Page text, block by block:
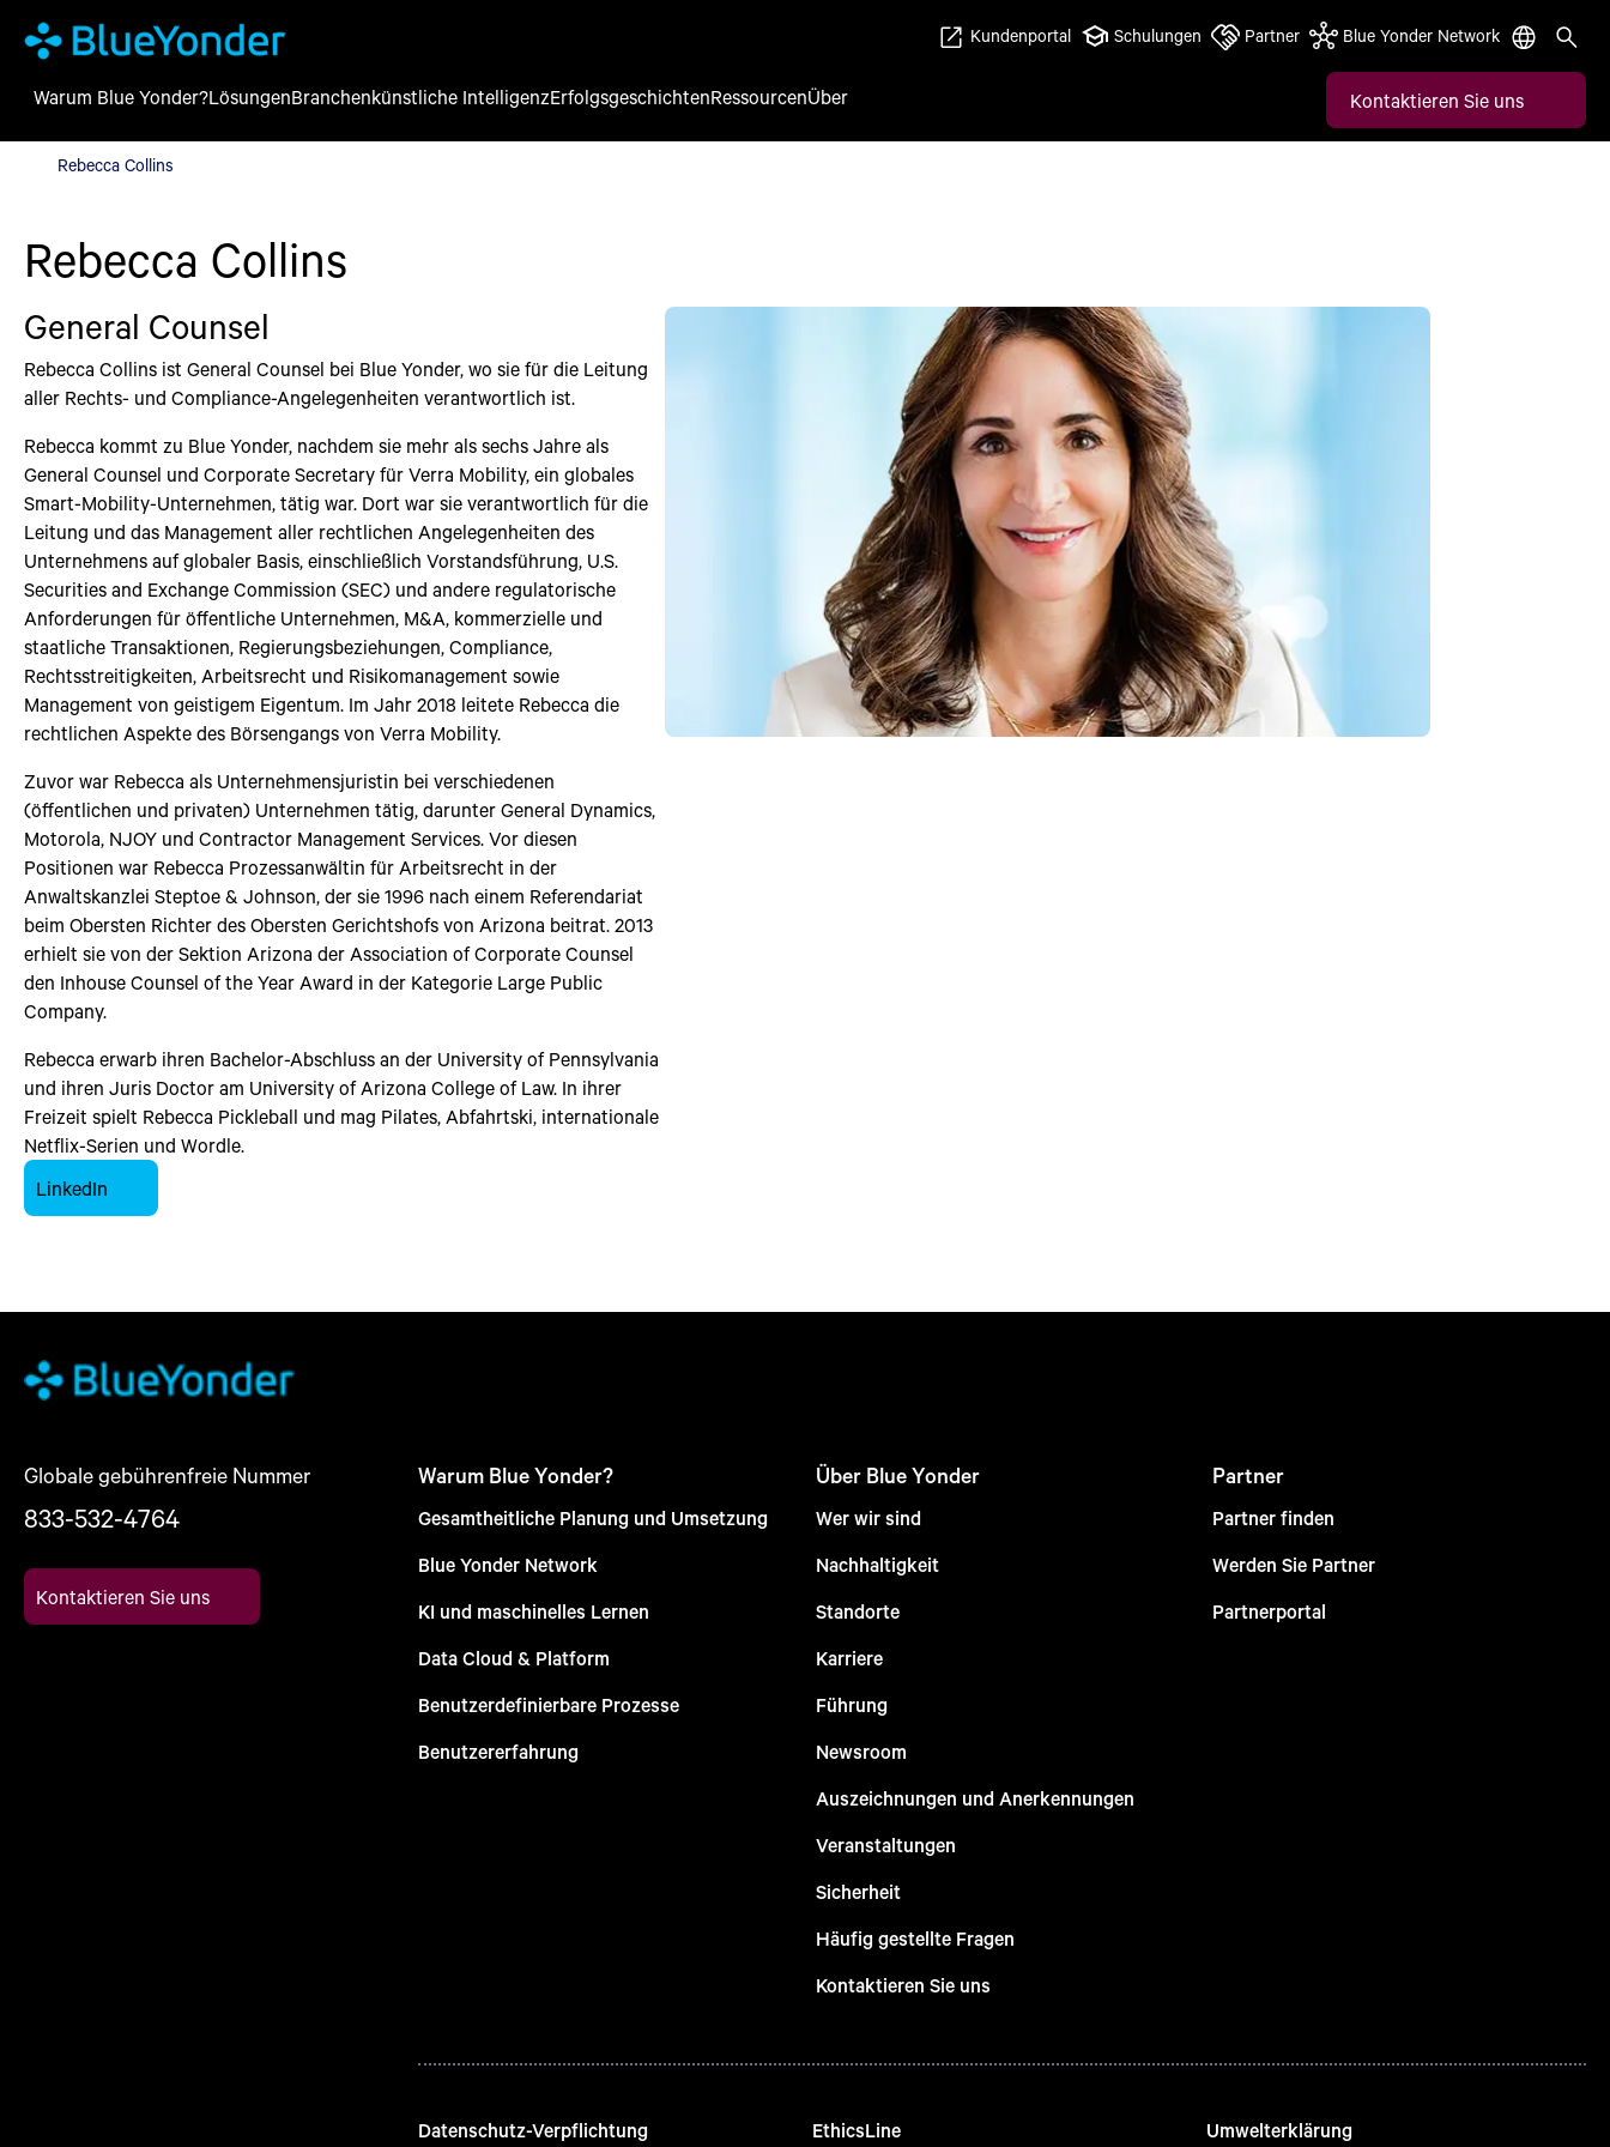
Rebecca Collins
Kundenportal Schulungen Partner Blue Yonder Network
Warum Blue Yonder?LösungenBranchenkünstliche IntelligenzErfolgsgeschichtenRessourcenÜber Kontaktieren Sie uns
Rebecca Collins
Rebecca Collins
General Counsel
Rebecca Collins ist General Counsel bei Blue Yonder, wo sie für die Leitung
aller Rechts- und Compliance-Angelegenheiten verantwortlich ist.
Rebecca kommt zu Blue Yonder, nachdem sie mehr als sechs Jahre als
General Counsel und Corporate Secretary für Verra Mobility, ein globales
Smart-Mobility-Unternehmen, tätig war. Dort war sie verantwortlich für die
Leitung und das Management aller rechtlichen Angelegenheiten des
Unternehmens auf globaler Basis, einschließlich Vorstandsführung, U.S.
Securities and Exchange Commission (SEC) und andere regulatorische
Anforderungen für öffentliche Unternehmen, M&A, kommerzielle und
staatliche Transaktionen, Regierungsbeziehungen, Compliance,
Rechtsstreitigkeiten, Arbeitsrecht und Risikomanagement sowie
Management von geistigem Eigentum. Im Jahr 2018 leitete Rebecca die
rechtlichen Aspekte des Börsengangs von Verra Mobility.
Zuvor war Rebecca als Unternehmensjuristin bei verschiedenen
(öffentlichen und privaten) Unternehmen tätig, darunter General Dynamics,
Motorola, NJOY und Contractor Management Services. Vor diesen
Positionen war Rebecca Prozessanwältin für Arbeitsrecht in der
Anwaltskanzlei Steptoe & Johnson, der sie 1996 nach einem Referendariat
beim Obersten Richter des Obersten Gerichtshofs von Arizona beitrat. 2013
erhielt sie von der Sektion Arizona der Association of Corporate Counsel
den Inhouse Counsel of the Year Award in der Kategorie Large Public
Company.
Rebecca erwarb ihren Bachelor-Abschluss an der University of Pennsylvania
und ihren Juris Doctor am University of Arizona College of Law. In ihrer
Freizeit spielt Rebecca Pickleball und mag Pilates, Abfahrtski, internationale
Netflix-Serien und Wordle.
LinkedIn
Globale gebührenfreie Nummer
833-532-4764
Kontaktieren Sie uns
Warum Blue Yonder?
Gesamtheitliche Planung und Umsetzung
Blue Yonder Network
KI und maschinelles Lernen
Data Cloud & Platform
Benutzerdefinierbare Prozesse
Benutzererfahrung
Über Blue Yonder
Wer wir sind
Nachhaltigkeit
Standorte
Karriere
Führung
Newsroom
Auszeichnungen und Anerkennungen
Veranstaltungen
Sicherheit
Häufig gestellte Fragen
Kontaktieren Sie uns
Partner
Partner finden
Werden Sie Partner
Partnerportal
Datenschutz-Verpflichtung EthicsLine Umwelterklärung